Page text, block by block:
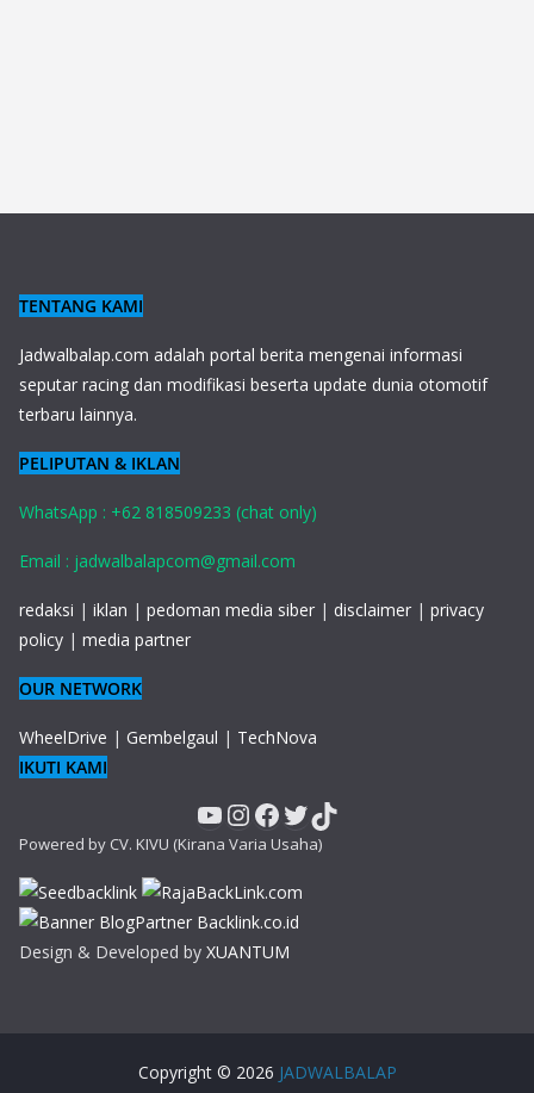
TENTANG KAMI
Jadwalbalap.com adalah portal berita mengenai informasi
seputar racing dan modifikasi beserta update dunia otomotif
terbaru lainnya.
PELIPUTAN & IKLAN
WhatsApp : +62 818509233 (chat only)
Email : jadwalbalapcom@gmail.com
redaksi | iklan | pedoman media siber | disclaimer | privacy
policy | media partner
OUR NETWORK
WheelDrive | Gembelgaul | TechNova
IKUTI KAMI
YouTube
Instagram
Facebook
Twitter
TikTok
Powered by CV. KIVU (Kirana Varia Usaha)
Design & Developed by XUANTUM
Copyright © 2026 JADWALBALAP